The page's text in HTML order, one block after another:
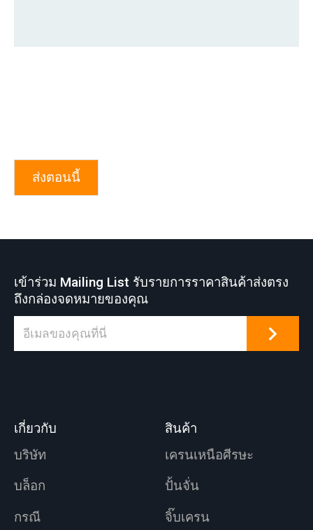
ส่งตอนนี้
เข้าร่วม Mailing List รับรายการราคาสินค้าส่งตรง
ถึงกล่องจดหมายของคุณ
เกี่ยวกับ
บริษัท
บล็อก
กรณี
สินค้า
เครนเหนือศีรษะ
ปั้นจั่น
จิ๊บเครน